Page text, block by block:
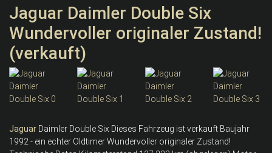
Jaguar Daimler Double Six
Wundervoller originaler Zustand!
(verkauft)
Jaguar Daimler Double Six Dieses Fahrzeug ist verkauft Baujahr
1992 - ein echter Oldtimer Wundervoller originaler Zustand!